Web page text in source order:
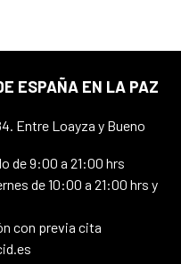
ESPAÑA EN LA PAZ
Entre Loayza y Bueno
de 9:00 a 21:00 hrs
de 10:00 a 21:00 hrs y
con previa cita